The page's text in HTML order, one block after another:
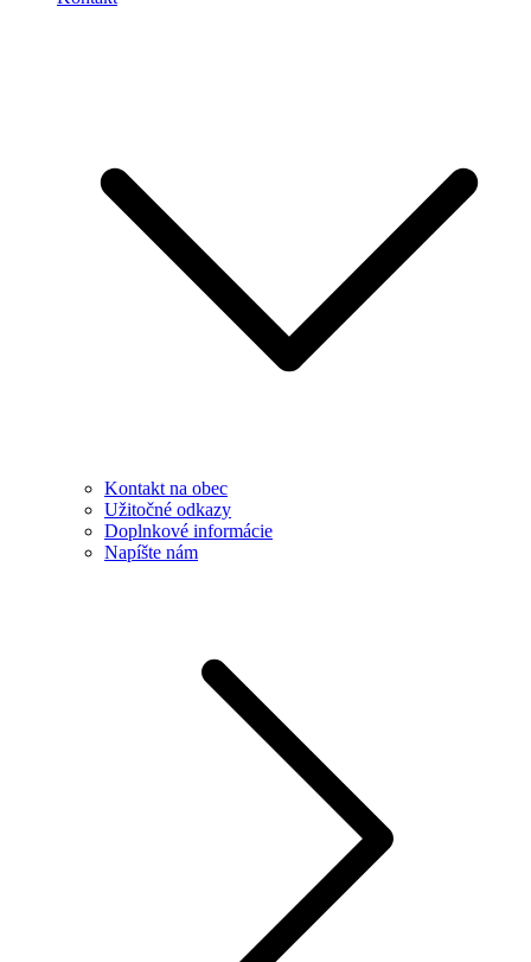
Kontakt na obec
Užitočné odkazy
Doplnkové informácie
Napíšte nám